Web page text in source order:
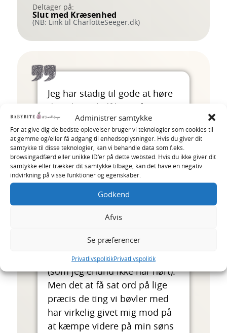
Administrer samtykke
For at give dig de bedste oplevelser bruger vi teknologier som cookies til
at gemme og/eller få adgang til enhedsoplysninger. Hvis du giver dit
samtykke til disse teknologier, kan vi behandle data som f.eks.
browsingadfærd eller unikke ID'er på dette websted. Hvis du ikke giver dit
samtykke eller trækker dit samtykke tilbage, kan det have en negativ
indvirkning på visse funktioner og egenskaber.
Godkend
Afvis
Se præferencer
PrivatlivspolitikPrivatlivspolitik
Deltager på:
Slut med Kræsenhed
(NB: Link til CharlotteSeeger.dk)
Jeg har stadig til gode at høre
de sidste 2 lydfiler (må jeg
indrømme pga ferie.)
Men de ting jeg har hørt ind til
nu har virkelig væretet
wakeup call.
Jeg har flere gange haft både
tåre i øjnene og en klump i
halsen, netop fordi du har
ramt så meget plet med de
Jeg glæder mig til for alvor at
arbejde med de værktøjer
(som jeg endnu ikke har hørt).
Men det at få sat ord på lige
præcis de ting vi bøvler med
har virkelig givet mig mod på
at kæmpe videre på min søns